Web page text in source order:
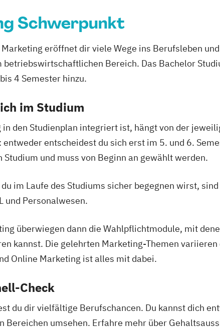
Schwerpunkt
eröffnet dir viele Wege ins Berufsleben
Bereich. Das Bachelor
4 Semester hinzu.
im Studium
den Studienplan integriert ist, hängt von der
entscheidest du sich erst im 5. und 6.
und muss von Beginn an gewählt werden.
im Laufe des Studiums sicher begegnen wirst,
und Personalwesen.
überwiegen dann die Wahlpflichtmodule, mit
kannst. Die gelehrten Marketing-Themen
Online Marketing ist alles mit dabei.
Check
du dir vielfältige Berufschancen. Du kannst dich
umsehen. Erfahre mehr über